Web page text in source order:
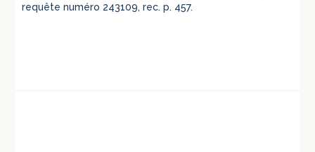
requête numéro 243109, rec. p. 457.